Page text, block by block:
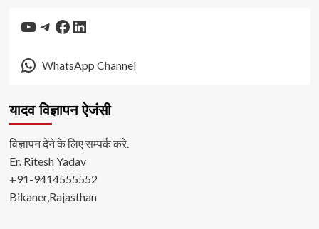
YouTube
Telegram
Facebook
LinkedIn
WhatsApp Channel
यादव विज्ञापन ऐजंसी
विज्ञापन देने के लिए सम्पर्क करे.
Er. Ritesh Yadav
+91-9414555552
Bikaner,Rajasthan